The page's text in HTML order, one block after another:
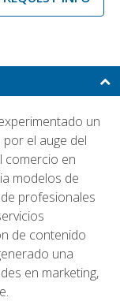
un
el auge del
comercio en
modelos de
profesionales
de contenido
una
en marketing,